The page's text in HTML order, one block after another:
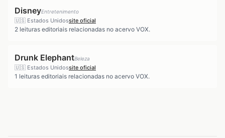
DisneyEntretenimento
🇺🇸 Estados Unidossite oficial
2 leituras editoriais relacionadas no acervo VOX.
Drunk ElephantBeleza
🇺🇸 Estados Unidossite oficial
1 leituras editoriais relacionadas no acervo VOX.